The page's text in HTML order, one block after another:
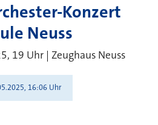
Konzert
Neuss
19 Uhr | Zeughaus Neuss
16:06 Uhr